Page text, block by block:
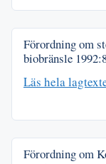
Förordning om
biobränsle
Läs hela
Förordning om